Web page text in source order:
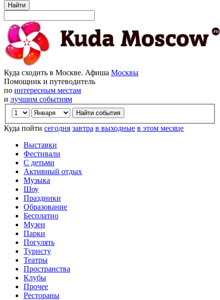
Найти
Куда сходить в Москве. Афиша Москвы
Помощник и путеводитель
по интересным местам
и лучшим событиям
Куда пойти сегодня завтра в выходные в этом месяце
Выставки
Фестивали
С детьми
Активный отдых
Музыка
Шоу
Праздники
Образование
Бесплатно
Музеи
Парки
Погулять
Туристу
Театры
Пространства
Клубы
Прочее
Рестораны